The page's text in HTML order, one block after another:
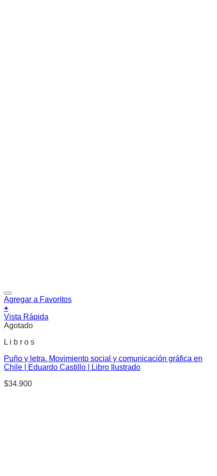
Agregar a Favoritos
+
Vista Rápida
Agotado
L i b r o s
Puño y letra. Movimiento social y comunicación gráfica en
Chile | Eduardo Castillo | Libro Ilustrado
$34.900